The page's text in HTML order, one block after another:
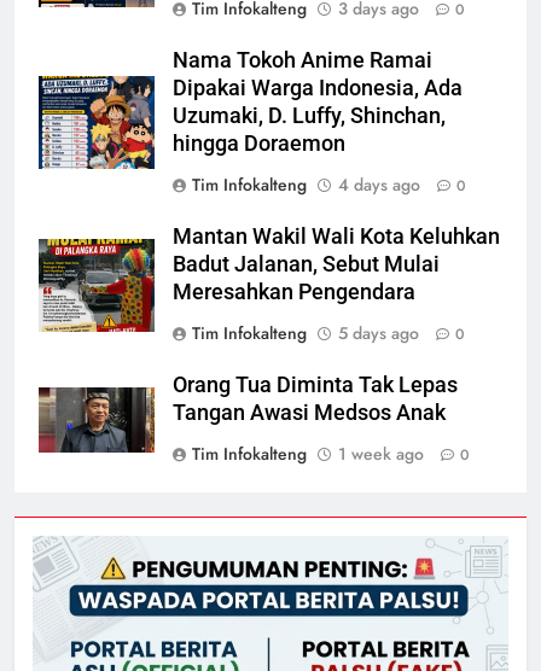
Tim Infokalteng
3 days ago 0
Nama Tokoh Anime Ramai
Dipakai Warga Indonesia, Ada
Uzumaki, D. Luffy, Shinchan,
hingga Doraemon
Tim Infokalteng
4 days ago 0
Mantan Wakil Wali Kota Keluhkan
Badut Jalanan, Sebut Mulai
Meresahkan Pengendara
Tim Infokalteng
5 days ago 0
Orang Tua Diminta Tak Lepas
Tangan Awasi Medsos Anak
Tim Infokalteng
1 week ago 0